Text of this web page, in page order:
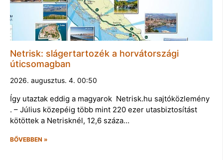
Netrisk: slágertartozék a horvátországi
úticsomagban
2026. augusztus. 4. 00:50
Így utaztak eddig a magyarok Netrisk.hu sajtóközlemény
. – Július közepéig több mint 220 ezer utasbiztosítást
kötöttek a Netrisknél, 12,6 száza…
BŐVEBBEN »